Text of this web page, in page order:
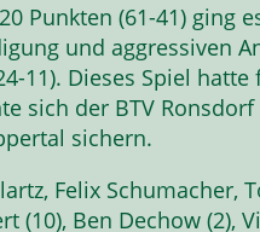
Punkten (61-41) ging
und aggressiven
11). Dieses Spiel
sich der BTV
sichern.
Felix Schumacher,
(10), Ben Dechow (2),